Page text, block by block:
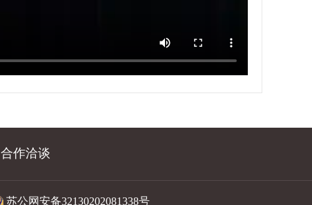
合作洽谈
苏公网安备32130202081338号